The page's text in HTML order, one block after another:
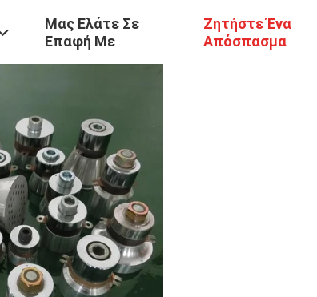
Μας Ελάτε Σε
Επαφή Με
Ζητήστε Ένα
Απόσπασμα